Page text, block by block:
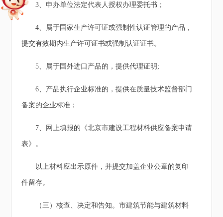
3、申办单位法定代表人授权办理委托书；
4、属于国家生产许可证或强制性认证管理的产品，
提交有效期内生产许可证书或强制认证证书。
5、属于国外进口产品的，提供代理证明;
6、产品执行企业标准的，提供在质量技术监督部门
备案的企业标准；
7、网上填报的《北京市建设工程材料供应备案申请
表》。
以上材料应出示原件，并提交加盖企业公章的复印
件留存。
（三）核查、决定和告知。市建筑节能与建筑材料